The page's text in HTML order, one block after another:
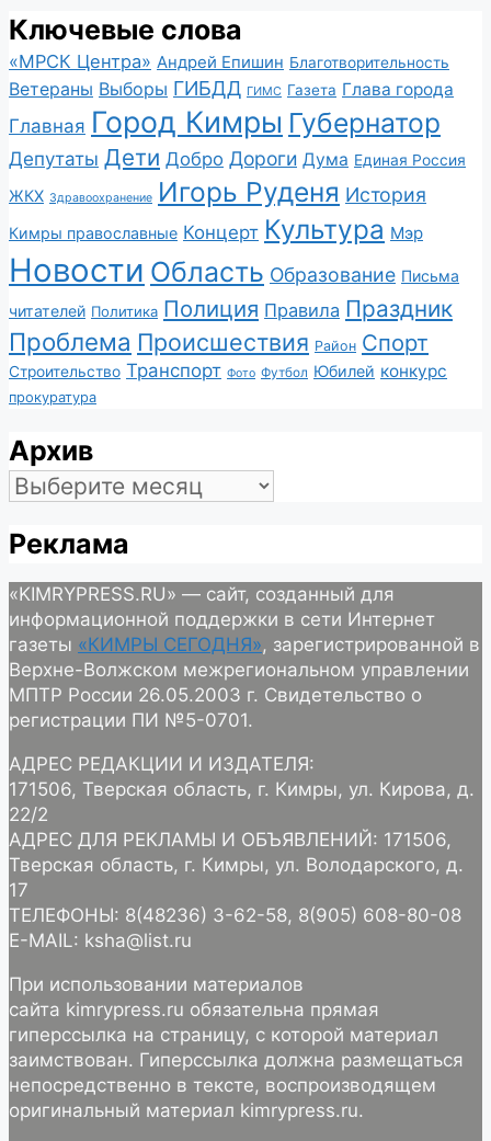
Ключевые слова
«МРСК Центра» Андрей Епишин Благотворительность
Ветераны Выборы ГИБДД ГИМС Газета Глава города
Главная Город Кимры Губернатор
Депутаты Дети Добро Дороги Дума Единая Россия
ЖКХ Здравоохранение Игорь Руденя История
Кимры православные Концерт Культура Мэр
Новости Область Образование Письма
читателей Политика Полиция Правила Праздник
Проблема Происшествия Район Спорт
Строительство Транспорт Фото Футбол Юбилей конкурс
прокуратура
Архив
Архив
Реклама
«KIMRYPRESS.RU» — сайт, созданный для
информационной поддержки в сети Интернет
газеты «КИМРЫ СЕГОДНЯ», зарегистрированной в
Верхне-Волжском межрегиональном управлении
МПТР России 26.05.2003 г. Свидетельство о
регистрации ПИ №5-0701.
АДРЕС РЕДАКЦИИ И ИЗДАТЕЛЯ:
171506, Тверская область, г. Кимры, ул. Кирова, д.
22/2
АДРЕС ДЛЯ РЕКЛАМЫ И ОБЪЯВЛЕНИЙ: 171506,
Тверская область, г. Кимры, ул. Володарского, д.
17
ТЕЛЕФОНЫ: 8(48236) 3-62-58, 8(905) 608-80-08
E-MAIL: ksha@list.ru
При использовании материалов
сайта kimrypress.ru обязательна прямая
гиперссылка на страницу, с которой материал
заимствован. Гиперссылка должна размещаться
непосредственно в тексте, воспроизводящем
оригинальный материал kimrypress.ru.